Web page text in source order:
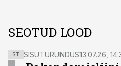
SEOTUD LOOD
ST SISUTURUNDUS13.07.26,